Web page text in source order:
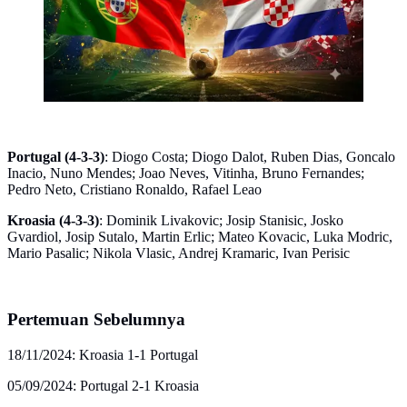
Portugal (4-3-3): Diogo Costa; Diogo Dalot, Ruben Dias, Goncalo
Inacio, Nuno Mendes; Joao Neves, Vitinha, Bruno Fernandes;
Pedro Neto, Cristiano Ronaldo, Rafael Leao
Kroasia (4-3-3): Dominik Livakovic; Josip Stanisic, Josko
Gvardiol, Josip Sutalo, Martin Erlic; Mateo Kovacic, Luka Modric,
Mario Pasalic; Nikola Vlasic, Andrej Kramaric, Ivan Perisic
Pertemuan Sebelumnya
18/11/2024: Kroasia 1-1 Portugal
05/09/2024: Portugal 2-1 Kroasia